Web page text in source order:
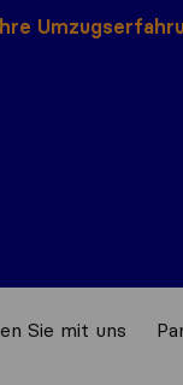
Sie mit uns